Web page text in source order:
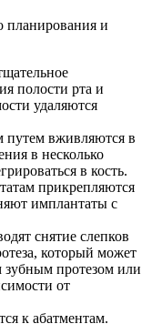
планирования и
полости рта и
удаляются
путем вживляются в
в несколько
в кость.
прикрепляются
имплантаты с
снятие слепков
который может
протезом или
от
к абатментам.